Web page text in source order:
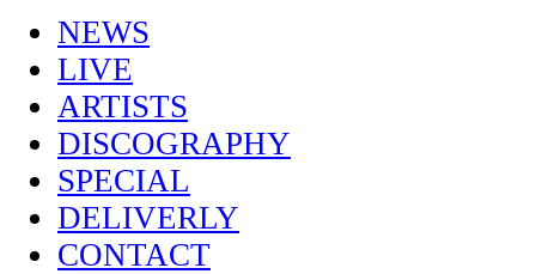
NEWS
LIVE
ARTISTS
DISCOGRAPHY
SPECIAL
DELIVERLY
CONTACT